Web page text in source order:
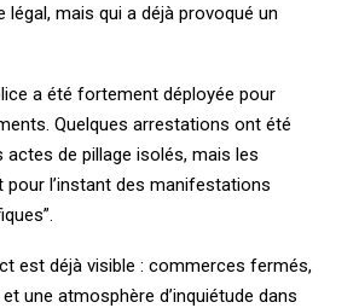
légal, mais qui a déjà provoqué un
a été fortement déployée pour
Quelques arrestations ont été
actes de pillage isolés, mais les
l’instant des manifestations
est déjà visible : commerces fermés,
une atmosphère d’inquiétude dans